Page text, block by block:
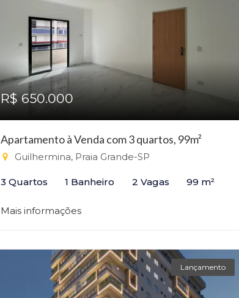
R$ 650.000
Apartamento à Venda com 3 quartos, 99m²
Guilhermina, Praia Grande-SP
3 Quartos 1 Banheiro 2 Vagas 99 m²
Mais informações
Lançamento